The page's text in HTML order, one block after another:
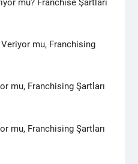
mu? Franchise Şartları
mu, Franchising
mu, Franchising Şartları
mu, Franchising Şartları